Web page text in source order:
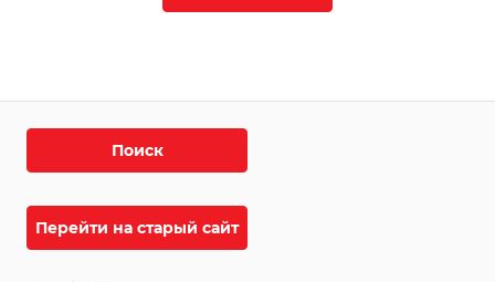
Поиск
Перейти на старый сайт